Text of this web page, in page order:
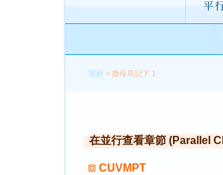
聖經 > 撒母耳記下 1
在並行查看章節 (Parallel
CUVMPT